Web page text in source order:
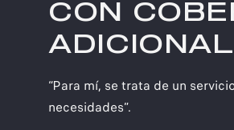
CON
“Para mí, se trata de un
necesidades”.